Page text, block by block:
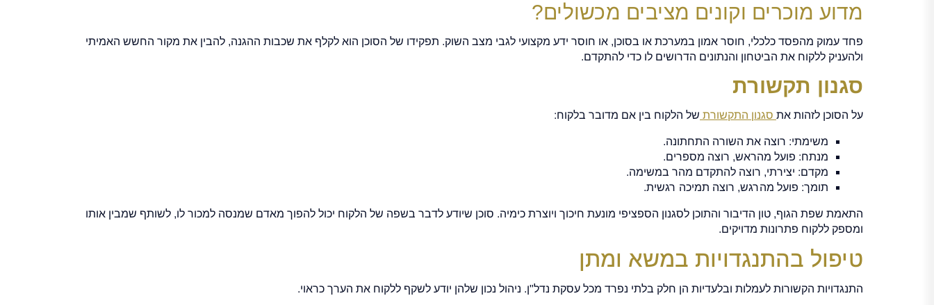
מדוע מוכרים וקונים מציבים מכשולים?
פחד עמוק מהפסד כלכלי, חוסר אמון במערכת או בסוכן, או חוסר ידע מקצועי לגבי מצב השוק. תפקידו של הסוכן הוא לקלף את שכבות ההגנה, להבין את מקור החשש האמיתי
ולהעניק ללקוח את הביטחון והנתונים הדרושים לו כדי להתקדם.
סגנון תקשורת
על הסוכן לזהות את סגנון התקשורת של הלקוח בין אם מדובר בלקוח:
משימתי: רוצה את השורה התחתונה.
מנתח: פועל מהראש, רוצה מספרים.
מקדם: יצירתי, רוצה להתקדם מהר במשימה.
תומך: פועל מהרגש, רוצה תמיכה רגשית.
התאמת שפת הגוף, טון הדיבור והתוכן לסגנון הספציפי מונעת חיכוך ויוצרת כימיה. סוכן שיודע לדבר בשפה של הלקוח יכול להפוך מאדם שמנסה למכור לו, לשותף שמבין אותו
ומספק ללקוח פתרונות מדויקים.
טיפול בהתנגדויות במשא ומתן
התנגדויות הקשורות לעמלות ובלעדיות הן חלק בלתי נפרד מכל עסקת נדל"ן. ניהול נכון שלהן יודע לשקף ללקוח את הערך כראוי.